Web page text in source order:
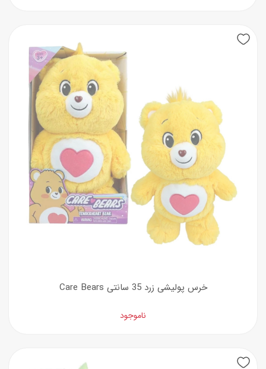
خرس پولیشی زرد 35 سانتی Care Bears
ناموجود